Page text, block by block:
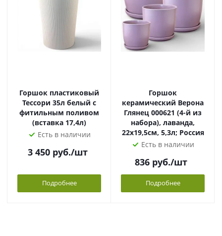
Горшок пластиковый
Тессори 35л белый с
фитильным поливом
(вставка 17,4л)
Есть в наличии
3 450руб./шт
Подробнее
Горшок
керамический Верона
Глянец 000621 (4-й из
набора), лаванда,
22х19,5см, 5,3л; Россия
Есть в наличии
836 руб./шт
Подробнее